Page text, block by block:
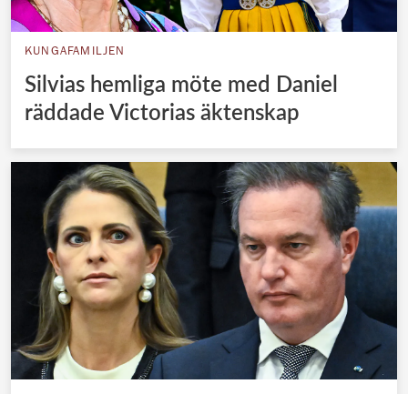
KUNGAFAMILJEN
Silvias hemliga möte med Daniel
räddade Victorias äktenskap